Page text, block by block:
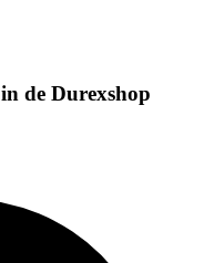
in de Durexshop